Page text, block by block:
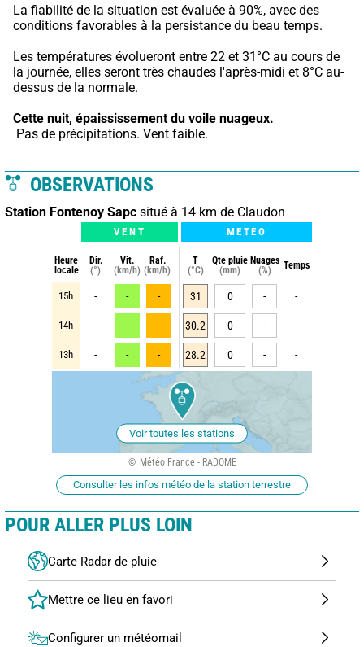
La fiabilité de la situation est évaluée à 90%, avec des
conditions favorables à la persistance du beau temps.
Les températures évolueront entre 22 et 31°C au cours de
la journée, elles seront très chaudes l'après-midi et 8°C au-
dessus de la normale.
Cette nuit, épaississement du voile nuageux.
Pas de précipitations. Vent faible.
OBSERVATIONS
Station Fontenoy Sapc situé à 14 km de Claudon
VENT METEO
Heure
locale
Dir.
(°)
Vit.
(km/h)
Raf.
(km/h)
T
(°C)
Qte pluie
(mm)
Nuages
(%)
Temps
15h - - - 31 0 - -
14h - - - 30.2 0 - -
13h - - - 28.2 0 - -
Voir toutes les stations
Météo France - RADOME
Consulter les infos météo de la station terrestre
POUR ALLER PLUS LOIN
Carte Radar de pluie
Configurer un météomail